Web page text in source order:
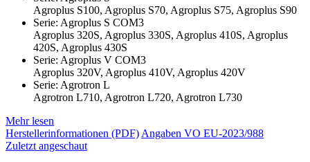
Agroplus S100, Agroplus S70, Agroplus S75, Agroplus S90
Serie: Agroplus S COM3
Agroplus 320S, Agroplus 330S, Agroplus 410S, Agroplus
420S, Agroplus 430S
Serie: Agroplus V COM3
Agroplus 320V, Agroplus 410V, Agroplus 420V
Serie: Agrotron L
Agrotron L710, Agrotron L720, Agrotron L730
Mehr lesen
Herstellerinformationen (PDF)Angaben VO EU-2023/988
Zuletzt angeschaut